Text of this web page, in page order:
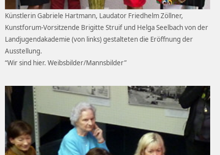
Künstlerin Gabriele Hartmann, Laudator Friedhelm Zöllner,
Kunstforum-Vorsitzende Brigitte Struif und Helga Seelbach von der
Landjugendakademie (von links) gestalteten die Eröffnung der
Ausstellung.
“Wir sind hier. Weibsbilder/Mannsbilder”